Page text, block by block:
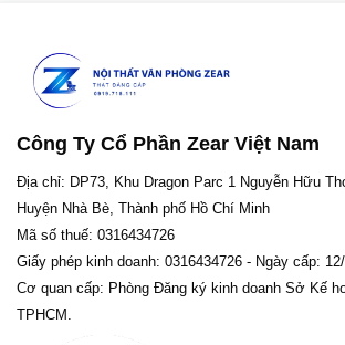
Công Ty Cổ Phần Zear Việt Nam
Địa chỉ: DP73, Khu Dragon Parc 1 Nguyễn Hữu
Huyện Nhà Bè, Thành phố Hồ Chí Minh
Mã số thuế: 0316434726
Giấy phép kinh doanh: 0316434726 - Ngày cấp: 12/
Cơ quan cấp: Phòng Đăng ký kinh doanh Sở Kế
TPHCM.